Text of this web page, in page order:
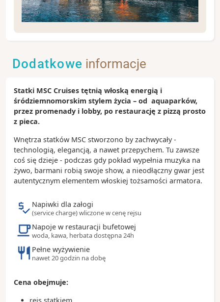
Kopenhaga jest jedną z najbardziej urokliwych
mnóstwo powodów do dumy. Nieprzypadkowo
świecie.
Zobacz koniecznie:
- port Nyhavn z kolorowymi kamienicami i licznymi
- ogrody Tivoli, drugi najstarszy park rozrywki na
świecie
- pomnik Małej Syrenki
- Pałac Christiansborg
- prawie połowa mieszkańców codziennie korzysta z
roweru
Carlsberg
- warto spróbować tradycyjnych duńskich kanapek
„smorrebrod” przygotowanych z ciemnego żytniego
pieczywa podawanego z dodatkami
przez czasopismo „Restaurant” za najlepszą na
Dodatkowe informacje
Statki MSC Cruises tętnią włoską energią i
śródziemnomorskim stylem życia – od aquaparków,
przez promenady i lobby, po restaurację z pizzą prosto
z pieca.
Wnętrza statków MSC stworzono by zachwycały -
technologią, elegancją, a nawet przepychem. Tu zawsze
coś się dzieje - podczas gdy pokład wypełnia muzyka na
żywo, barmani robią swoje show, a nieodłączny gwar jest
autentycznym elementem włoskiej tożsamości armatora.
Napiwki dla załogi
(service charge) wliczone w cenę rejsu
Napoje w restauracji bufetowej
woda, kawa, herbata dostępna 24h
Pełne wyżywienie
nawet 20 godzin na dobę
Cena obejmuje: